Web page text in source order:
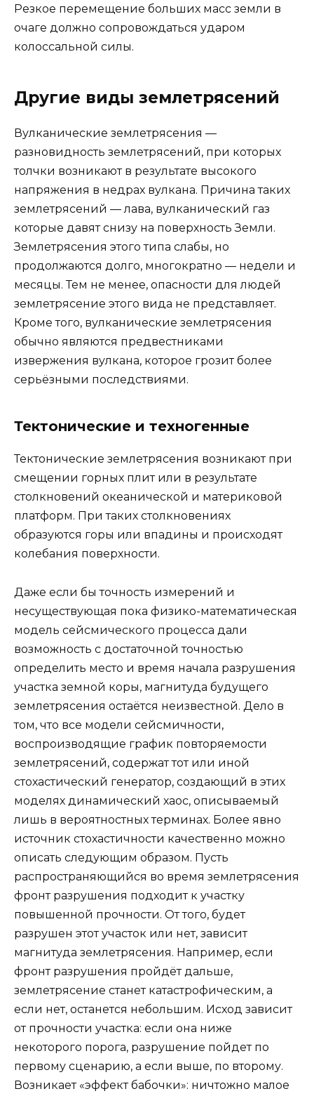
Резкое перемещение больших масс земли в
очаге должно сопровождаться ударом
колоссальной силы.
Другие виды землетрясений
Вулканические землетрясения —
разновидность землетрясений, при которых
толчки возникают в результате высокого
напряжения в недрах вулкана. Причина таких
землетрясений — лава, вулканический газ
которые давят снизу на поверхность Земли.
Землетрясения этого типа слабы, но
продолжаются долго, многократно — недели и
месяцы. Тем не менее, опасности для людей
землетрясение этого вида не представляет.
Кроме того, вулканические землетрясения
обычно являются предвестниками
извержения вулкана, которое грозит более
серьёзными последствиями.
Тектонические и техногенные
Тектонические землетрясения возникают при
смещении горных плит или в результате
столкновений океанической и материковой
платформ. При таких столкновениях
образуются горы или впадины и происходят
колебания поверхности.
Даже если бы точность измерений и
несуществующая пока физико-математическая
модель сейсмического процесса дали
возможность с достаточной точностью
определить место и время начала разрушения
участка земной коры, магнитуда будущего
землетрясения остаётся неизвестной. Дело в
том, что все модели сейсмичности,
воспроизводящие график повторяемости
землетрясений, содержат тот или иной
стохастический генератор, создающий в этих
моделях динамический хаос, описываемый
лишь в вероятностных терминах. Более явно
источник стохастичности качественно можно
описать следующим образом. Пусть
распространяющийся во время землетрясения
фронт разрушения подходит к участку
повышенной прочности. От того, будет
разрушен этот участок или нет, зависит
магнитуда землетрясения. Например, если
фронт разрушения пройдёт дальше,
землетрясение станет катастрофическим, а
если нет, останется небольшим. Исход зависит
от прочности участка: если она ниже
некоторого порога, разрушение пойдет по
первому сценарию, а если выше, по второму.
Возникает «эффект бабочки»: ничтожно малое